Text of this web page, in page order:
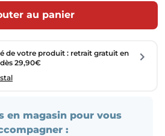
au panier
de votre produit : retrait gratuit en
29,90€
en magasin pour vous
: